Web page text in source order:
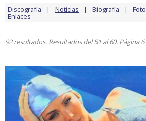
Discografía Noticias Biografía
Enlaces
92 resultados. Resultados del 51 al 60. Página